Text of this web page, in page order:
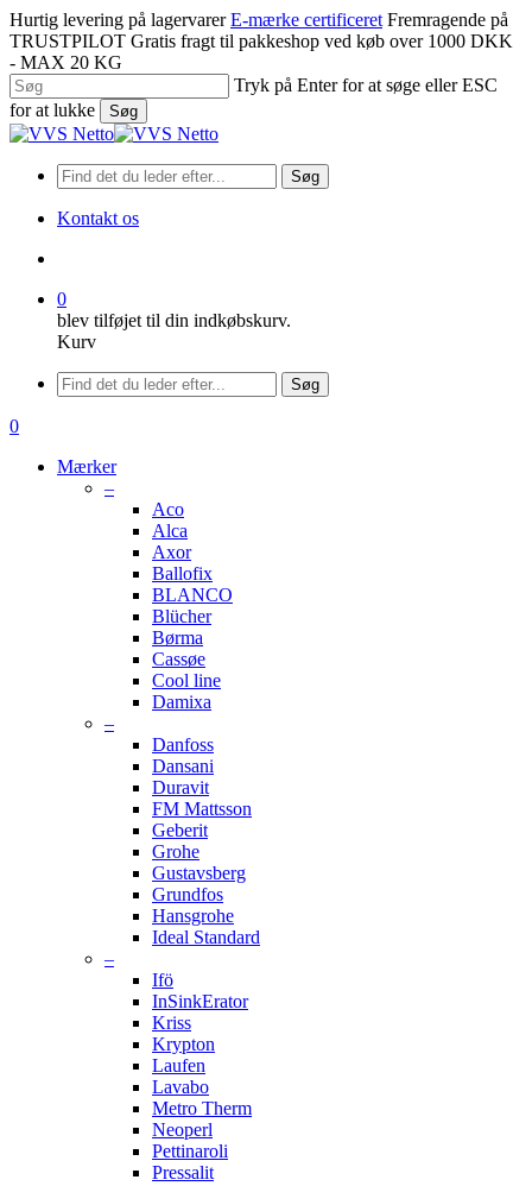
Spring
til
hovedindhold
Hurtig levering på lagervarer E-mærke certificeret Fremragende på
TRUSTPILOT Gratis fragt til pakkeshop ved køb over 1000 DKK
- MAX 20 KG
Tryk på Enter for at søge eller ESC
for at lukke
Søg
Luk
Søg
Kontakt os
0
blev tilføjet til din indkøbskurv.
Kurv
Menu
Søg
søge
0
Mærker
–
Aco
Alca
Axor
Ballofix
BLANCO
Blücher
Børma
Cassøe
Cool line
Damixa
–
Danfoss
Dansani
Duravit
FM Mattsson
Geberit
Grohe
Gustavsberg
Grundfos
Hansgrohe
Ideal Standard
–
Ifö
InSinkErator
Kriss
Krypton
Laufen
Lavabo
Metro Therm
Neoperl
Pettinaroli
Pressalit